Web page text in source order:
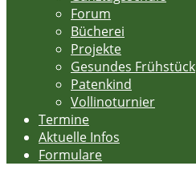
Forum
Bücherei
Projekte
Gesundes Frühstück
Patenkind
Vollinoturnier
Termine
Aktuelle Infos
Formulare